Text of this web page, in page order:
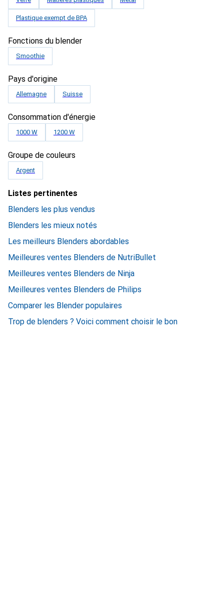
Plastique exempt de BPA
Fonctions du blender
Smoothie
Pays d'origine
Allemagne Suisse
Consommation d'énergie
1000 W 1200 W
Groupe de couleurs
Argent
Listes pertinentes
Blenders les plus vendus
Blenders les mieux notés
Les meilleurs Blenders abordables
Meilleures ventes Blenders de NutriBullet
Meilleures ventes Blenders de Ninja
Meilleures ventes Blenders de Philips
Comparer les Blender populaires
Trop de blenders ? Voici comment choisir le bon